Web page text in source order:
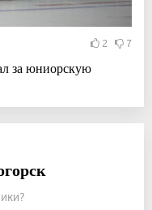
2 7
за юниорскую